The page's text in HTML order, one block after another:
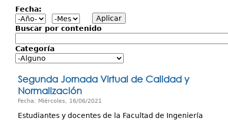
Departamentos
Investigación
Servicios
Fecha:
Buscar por contenido
Categoría
Segunda Jornada Virtual de Calidad y
Normalización
Fecha: Miércoles, 16/06/2021
Estudiantes y docentes de la Facultad de Ingeniería